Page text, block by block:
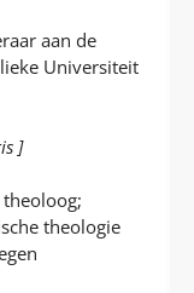
aan de
Universiteit
]
theologie